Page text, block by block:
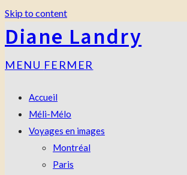
Skip to content
Diane Landry
MENU FERMER
Accueil
Méli-Mélo
Voyages en images
Montréal
Paris